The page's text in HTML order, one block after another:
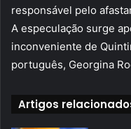
responsável pelo
A especulação surge
inconveniente de
português, Georgina
Artigos